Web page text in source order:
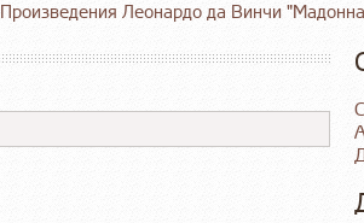
Произведения Леонардо да Винчи